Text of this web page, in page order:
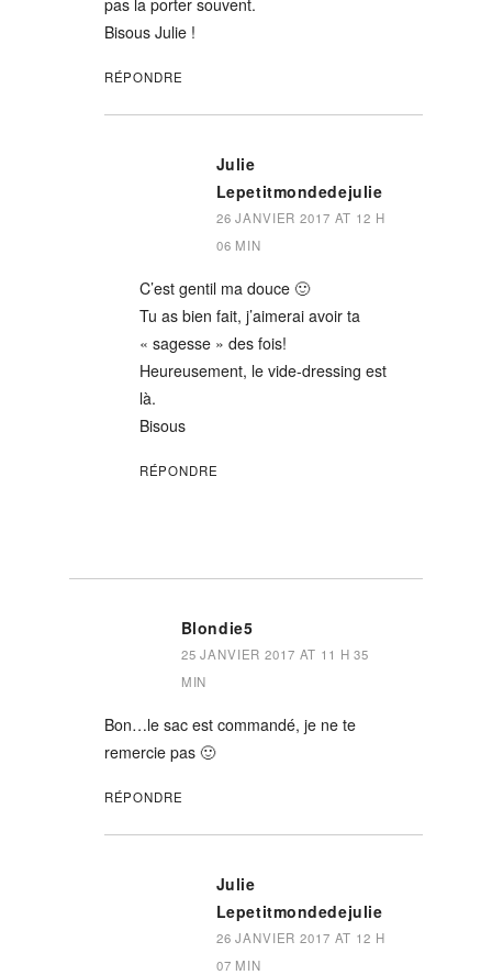
pas la porter souvent.
Bisous Julie !
RÉPONDRE
Julie
Lepetitmondedejulie
26 JANVIER 2017 AT 12 H
06 MIN
C’est gentil ma douce 🙂
Tu as bien fait, j’aimerai avoir ta
« sagesse » des fois!
Heureusement, le vide-dressing est
là.
Bisous
RÉPONDRE
Blondie5
25 JANVIER 2017 AT 11 H 35
MIN
Bon…le sac est commandé, je ne te
remercie pas 🙂
RÉPONDRE
Julie
Lepetitmondedejulie
26 JANVIER 2017 AT 12 H
07 MIN